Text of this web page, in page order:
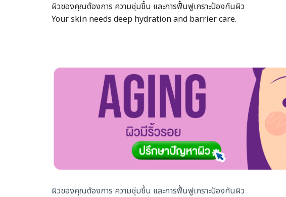
ผิวของคุณต้องการ ความชุ่มชื้น และการฟื้นฟูเกราะป้องกันผิว
Your skin needs deep hydration and barrier care.
ผิวของคุณต้องการ ความชุ่มชื้น และการฟื้นฟูเกราะป้องกันผิว